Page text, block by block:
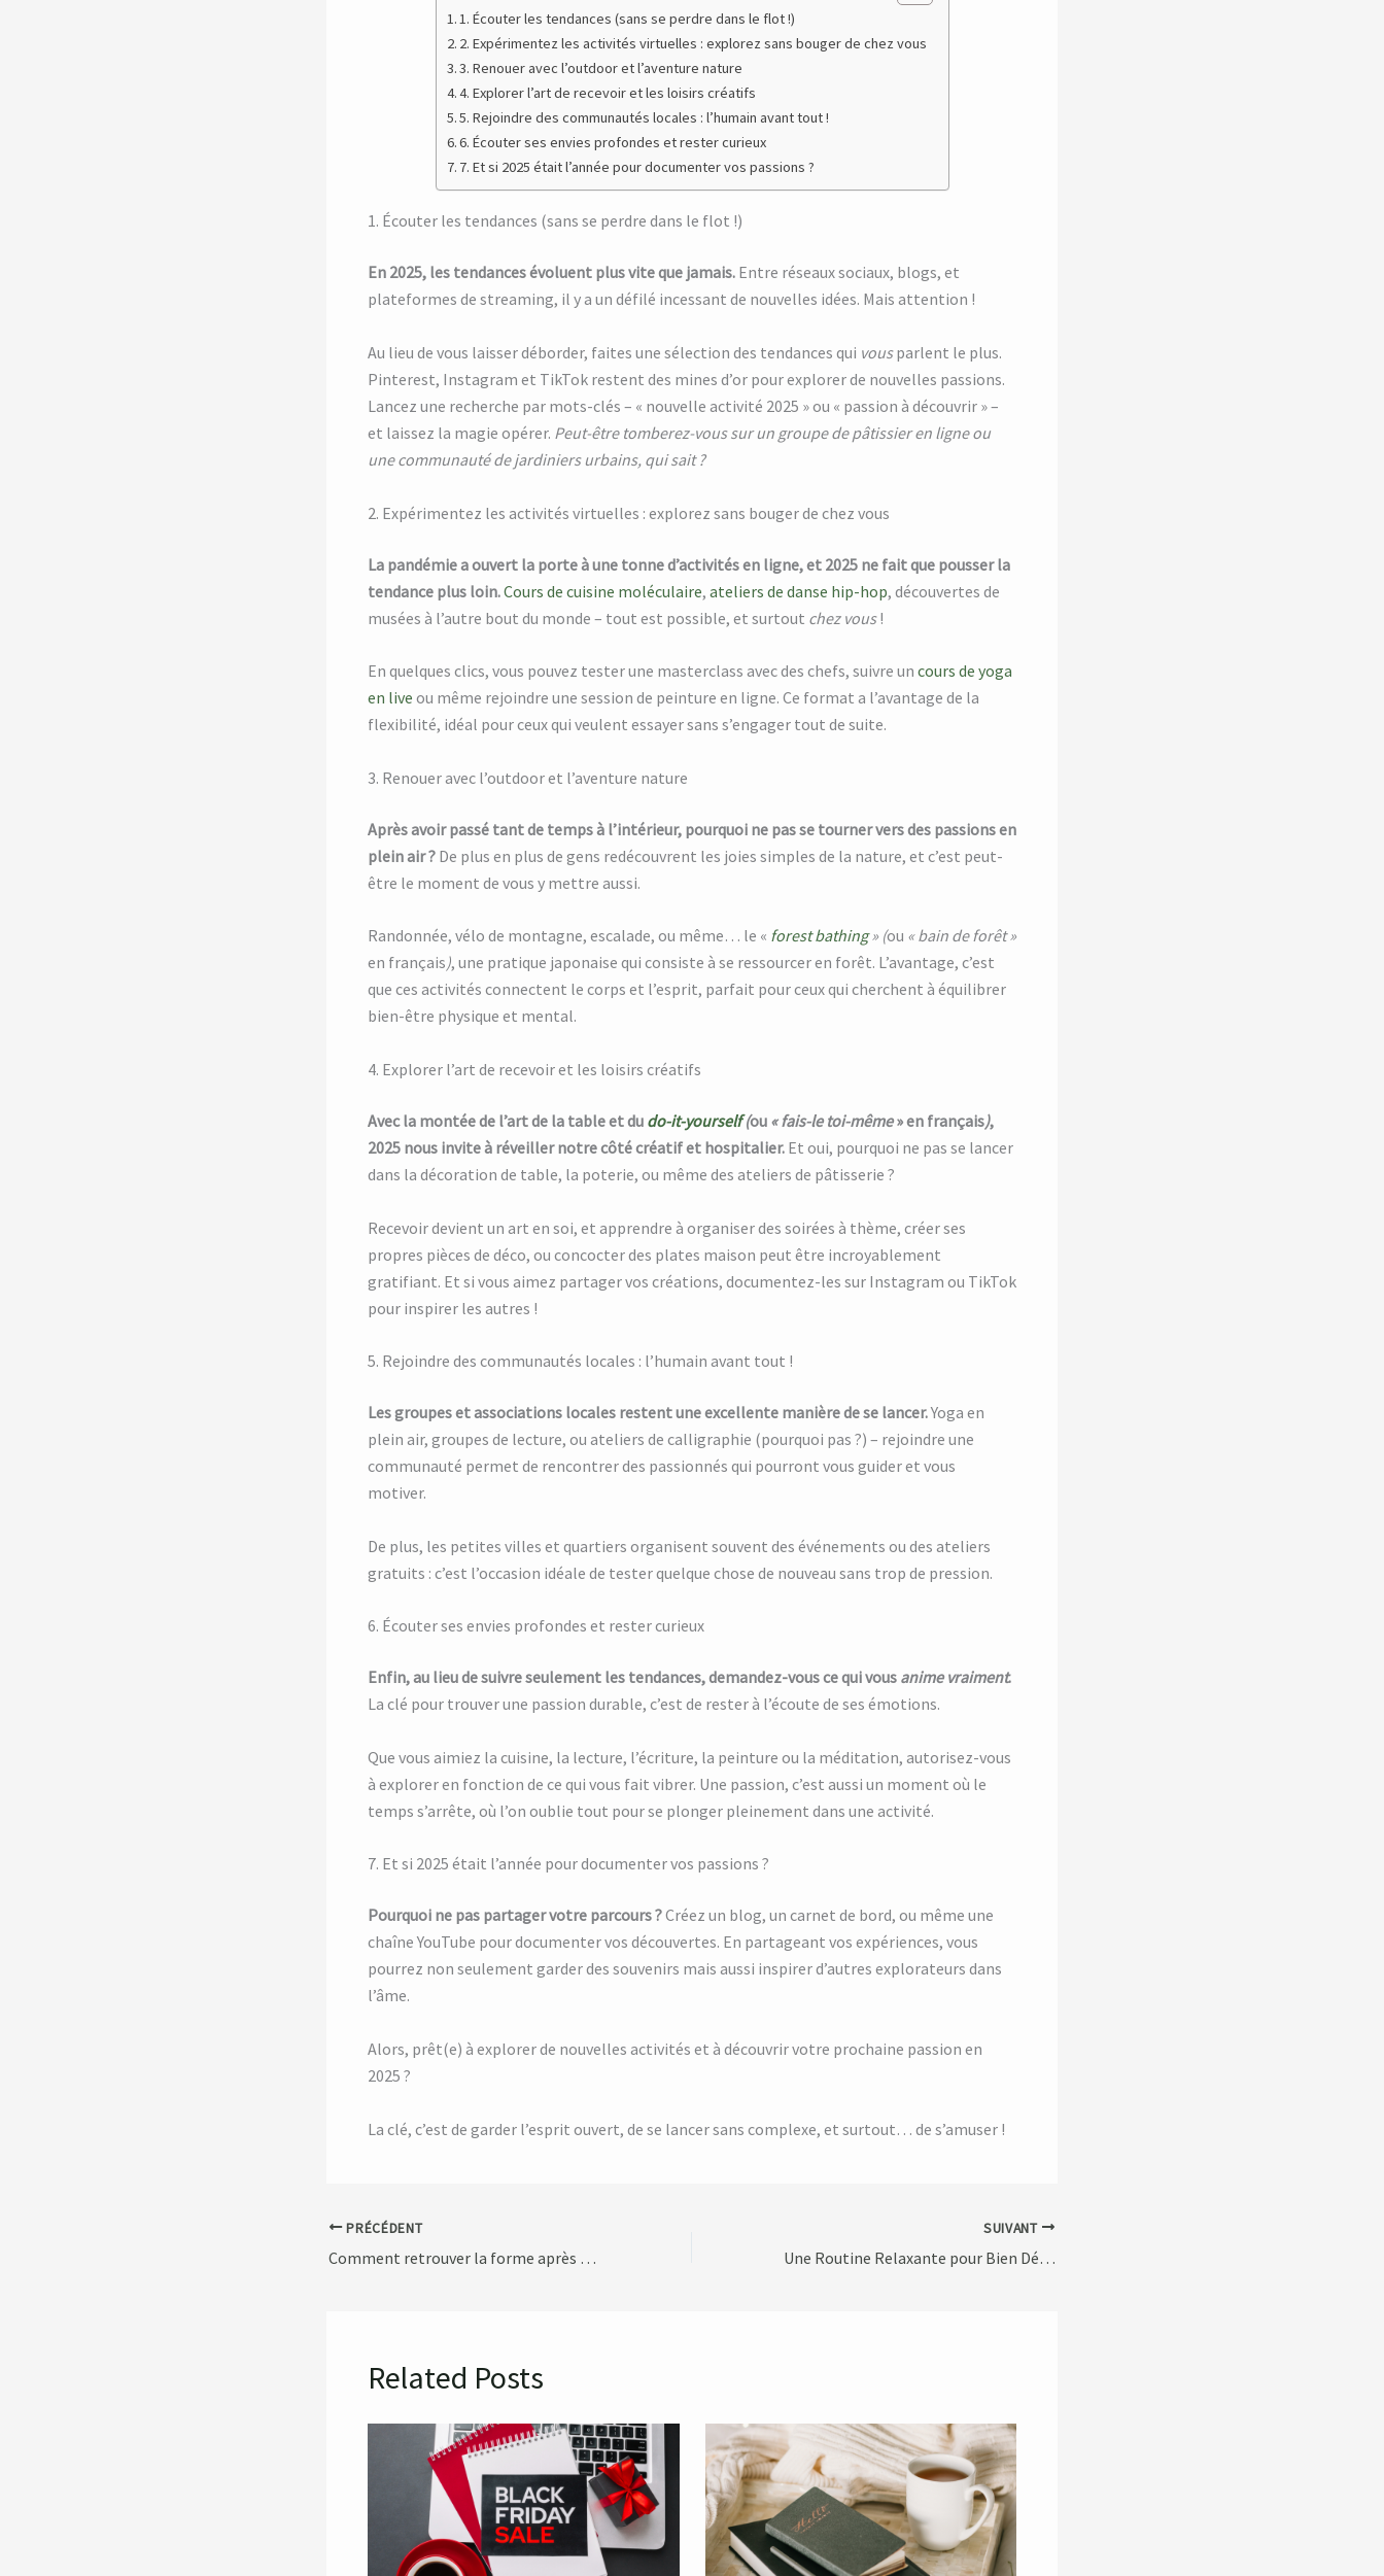
1. Écouter les tendances (sans se perdre dans le flot !)
2. Expérimentez les activités virtuelles : explorez sans bouger de chez vous
3. Renouer avec l’outdoor et l’aventure nature
4. Explorer l’art de recevoir et les loisirs créatifs
5. Rejoindre des communautés locales : l’humain avant tout !
6. Écouter ses envies profondes et rester curieux
7. Et si 2025 était l’année pour documenter vos passions ?
1. Écouter les tendances (sans se perdre dans le flot !)
En 2025, les tendances évoluent plus vite que jamais. Entre réseaux sociaux, blogs, et
plateformes de streaming, il y a un défilé incessant de nouvelles idées. Mais attention !
Au lieu de vous laisser déborder, faites une sélection des tendances qui vousparlent le plus.
Pinterest, Instagram et TikTok restent des mines d’or pour explorer de nouvelles passions.
Lancez une recherche par mots-clés – « nouvelle activité 2025 » ou « passion à découvrir » –
et laissez la magie opérer. Peut-être tomberez-vous sur un groupe de pâtissier en ligne ou
une communauté de jardiniers urbains, qui sait ?
2. Expérimentez les activités virtuelles : explorez sans bouger de chez vous
La pandémie a ouvert la porte à une tonne d’activités en ligne, et 2025 ne fait que pousser la
tendance plus loin.Cours de cuisine moléculaire, ateliers de danse hip-hop, découvertes de
musées à l’autre bout du monde – tout est possible, et surtout chez vous!
En quelques clics, vous pouvez tester une masterclass avec des chefs, suivre un cours de yoga
en live ou même rejoindre une session de peinture en ligne. Ce format a l’avantage de la
flexibilité, idéal pour ceux qui veulent essayer sans s’engager tout de suite.
3. Renouer avec l’outdoor et l’aventure nature
Après avoir passé tant de temps à l’intérieur, pourquoi ne pas se tourner vers des passions en
plein air ? De plus en plus de gens redécouvrent les joies simples de la nature, et c’est peut-
être le moment de vous y mettre aussi.
Randonnée, vélo de montagne, escalade, ou même… le « forest bathing» (ou « bain de forêt »
en français), une pratique japonaise qui consiste à se ressourcer en forêt. L’avantage, c’est
que ces activités connectent le corps et l’esprit, parfait pour ceux qui cherchent à équilibrer
bien-être physique et mental.
4. Explorer l’art de recevoir et les loisirs créatifs
Avec la montée de l’art de la table et du do-it-yourself(ou « fais-le toi-même» en français),
2025 nous invite à réveiller notre côté créatif et hospitalier. Et oui, pourquoi ne pas se lancer
dans la décoration de table, la poterie, ou même des ateliers de pâtisserie ?
Recevoir devient un art en soi, et apprendre à organiser des soirées à thème, créer ses
propres pièces de déco, ou concocter des plates maison peut être incroyablement
gratifiant. Et si vous aimez partager vos créations, documentez-les sur Instagram ou TikTok
pour inspirer les autres !
5. Rejoindre des communautés locales : l’humain avant tout !
Les groupes et associations locales restent une excellente manière de se lancer.Yoga en
plein air, groupes de lecture, ou ateliers de calligraphie (pourquoi pas ?) – rejoindre une
communauté permet de rencontrer des passionnés qui pourront vous guider et vous
motiver.
De plus, les petites villes et quartiers organisent souvent des événements ou des ateliers
gratuits : c’est l’occasion idéale de tester quelque chose de nouveau sans trop de pression.
6. Écouter ses envies profondes et rester curieux
Enfin, au lieu de suivre seulement les tendances, demandez-vous ce qui vous anime vraiment.
La clé pour trouver une passion durable, c’est de rester à l’écoute de ses émotions.
Que vous aimiez la cuisine, la lecture, l’écriture, la peinture ou la méditation, autorisez-vous
à explorer en fonction de ce qui vous fait vibrer. Une passion, c’est aussi un moment où le
temps s’arrête, où l’on oublie tout pour se plonger pleinement dans une activité.
7. Et si 2025 était l’année pour documenter vos passions ?
Pourquoi ne pas partager votre parcours ?Créez un blog, un carnet de bord, ou même une
chaîne YouTube pour documenter vos découvertes. En partageant vos expériences, vous
pourrez non seulement garder des souvenirs mais aussi inspirer d’autres explorateurs dans
l’âme.
Alors, prêt(e) à explorer de nouvelles activités et à découvrir votre prochaine passion en
2025 ?
La clé, c’est de garder l’esprit ouvert, de se lancer sans complexe, et surtout… de s’amuser !
PRÉCÉDENT
Comment retrouver la forme après les excès des fêtes ?
SUIVANT
Une Routine Relaxante pour Bien Démarrer l’Année
Related Posts